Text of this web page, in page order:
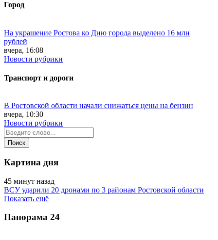
Город
На украшение Ростова ко Дню города выделено 16 млн
рублей
вчера, 16:08
Новости рубрики
Транспорт и дороги
В Ростовской области начали снижаться цены на бензин
вчера, 10:30
Новости рубрики
Картина дня
45 минут назад
ВСУ ударили 20 дронами по 3 районам Ростовской области
Показать ещё
Панорама 24